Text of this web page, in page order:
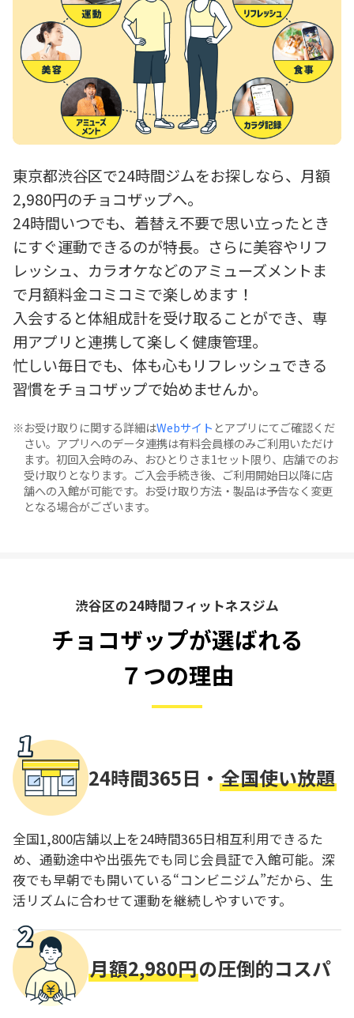
東京都渋谷区で24時間ジムをお探しなら、月額
2,980円のチョコザップへ。
24時間いつでも、着替え不要で思い立ったとき
にすぐ運動できるのが特長。さらに美容やリフ
レッシュ、カラオケなどのアミューズメントま
で月額料金コミコミで楽しめます！
入会すると体組成計を受け取ることができ、専
用アプリと連携して楽しく健康管理。
忙しい毎日でも、体も心もリフレッシュできる
習慣をチョコザップで始めませんか。
お受け取りに関する詳細はWebサイト とアプリにてご確認くだ
さい。アプリへのデータ連携は有料会員様のみご利用いただけ
ます。初回入会時のみ、おひとりさま1セット限り、店舗でのお
受け取りとなります。ご入会手続き後、ご利用開始日以降に店
舗への入館が可能です。お受け取り方法・製品は予告なく変更
となる場合がございます。
渋谷区の24時間フィットネスジム
チョコザップが選ばれる
７つの理由
24時間365日・ 全国使い放題
全国1,800店舗以上を24時間365日相互利用できるた
め、通勤途中や出張先でも同じ会員証で入館可能。深
夜でも早朝でも開いている“コンビニジム”だから、生
活リズムに合わせて運動を継続しやすいです。
月額2,980円の圧倒的コスパ